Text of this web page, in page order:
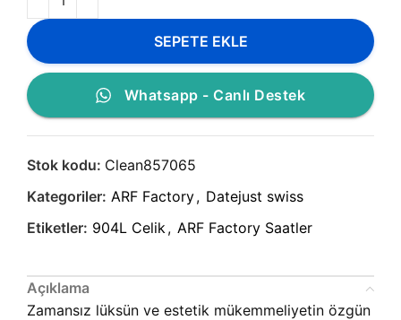
SEPETE EKLE
Whatsapp - Canlı Destek
Stok kodu: Clean857065
Kategoriler: ARF Factory, Datejust swiss
Etiketler: 904L Celik, ARF Factory Saatler
Açıklama
Zamansız lüksün ve estetik mükemmeliyetin özgün